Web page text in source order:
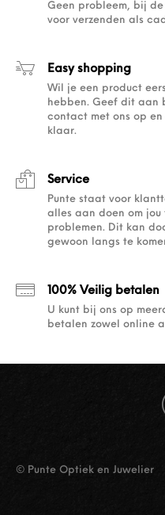
Geen probleem, bij de
voor verzenden als
Easy shopping
Wil je een product
hebben. Geef dit aan
contact met ons op
klaar.
Service
Punte staat voor
alles aan doen om
problemen. Dit kan
gewoon langs te
100% Veilig betalen
U kunt bij ons op
betalen zowel online
© Punte Optiek en Juwelier